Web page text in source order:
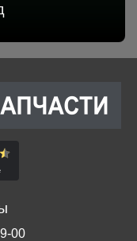
00